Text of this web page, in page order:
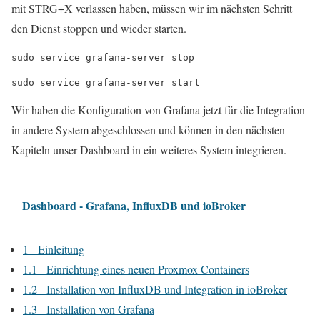
mit STRG+X verlassen haben, müssen wir im nächsten Schritt
den Dienst stoppen und wieder starten.
Wir haben die Konfiguration von Grafana jetzt für die Integration
in andere System abgeschlossen und können in den nächsten
Kapiteln unser Dashboard in ein weiteres System integrieren.
Dashboard - Grafana, InfluxDB und ioBroker
1 - Einleitung
1.1 - Einrichtung eines neuen Proxmox Containers
1.2 - Installation von InfluxDB und Integration in ioBroker
1.3 - Installation von Grafana